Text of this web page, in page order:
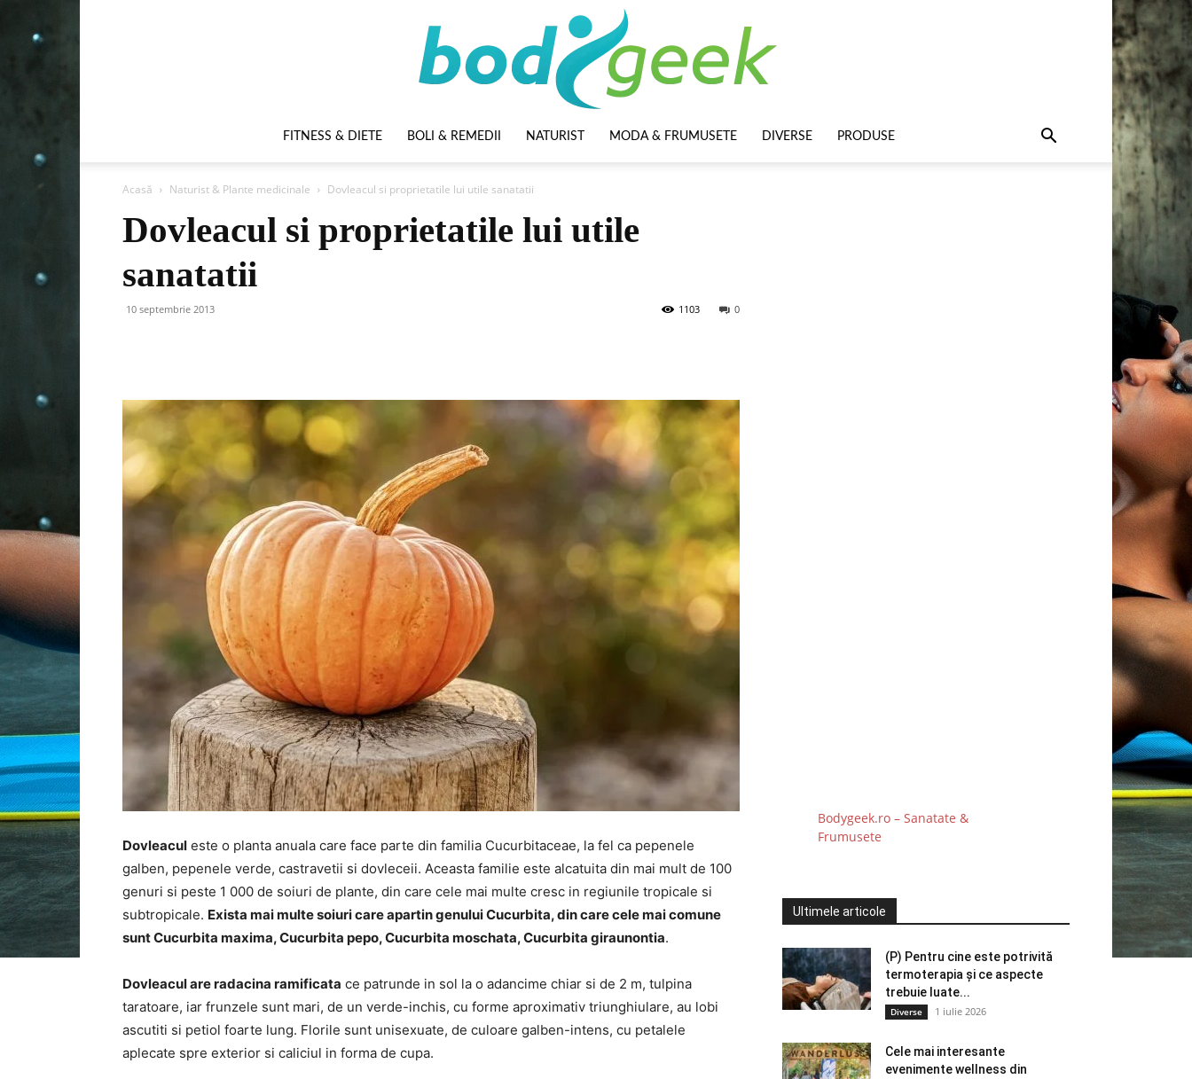
FITNESS & DIETE BOLI & REMEDII NATURIST MODA & FRUMUSETE DIVERSE PRODUSE
Acasă Naturist & Plante medicinale Dovleacul si proprietatile lui utile sanatatii
Dovleacul si proprietatile lui utile
sanatatii
10 septembrie 2013 0
1103
Dovleacul este o planta anuala care face parte din familia Cucurbitaceae, la fel ca pepenele
galben, pepenele verde, castravetii si dovleceii. Aceasta familie este alcatuita din mai mult de 100
genuri si peste 1 000 de soiuri de plante, din care cele mai multe cresc in regiunile tropicale si
subtropicale. Exista mai multe soiuri care apartin genului Cucurbita, din care cele mai comune
sunt Cucurbita maxima, Cucurbita pepo, Cucurbita moschata, Cucurbita giraunontia.
Dovleacul are radacina ramificata ce patrunde in sol la o adancime chiar si de 2 m, tulpina
taratoare, iar frunzele sunt mari, de un verde-inchis, cu forme aproximativ triunghiulare, au lobi
ascutiti si petiol foarte lung. Florile sunt unisexuate, de culoare galben-intens, cu petalele
aplecate spre exterior si caliciul in forma de cupa.
Bodygeek.ro – Sanatate &
Frumusete
Ultimele articole
(P) Pentru cine este potrivită
termoterapia și ce aspecte
trebuie luate...
Diverse 1 iulie 2026
Cele mai interesante
evenimente wellness din